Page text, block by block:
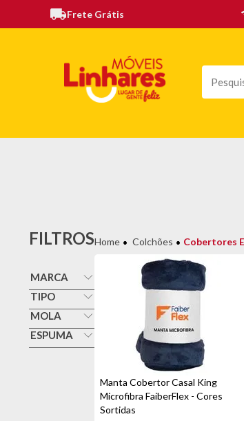
Frete Grátis
FILTROS
MARCA
Faiberflex
TIPO
Manta
MOLA
Não
ESPUMA
Colchões Cobertores
Manta Cobertor Casal King
Microfibra FaiberFlex - Cores
Sortidas